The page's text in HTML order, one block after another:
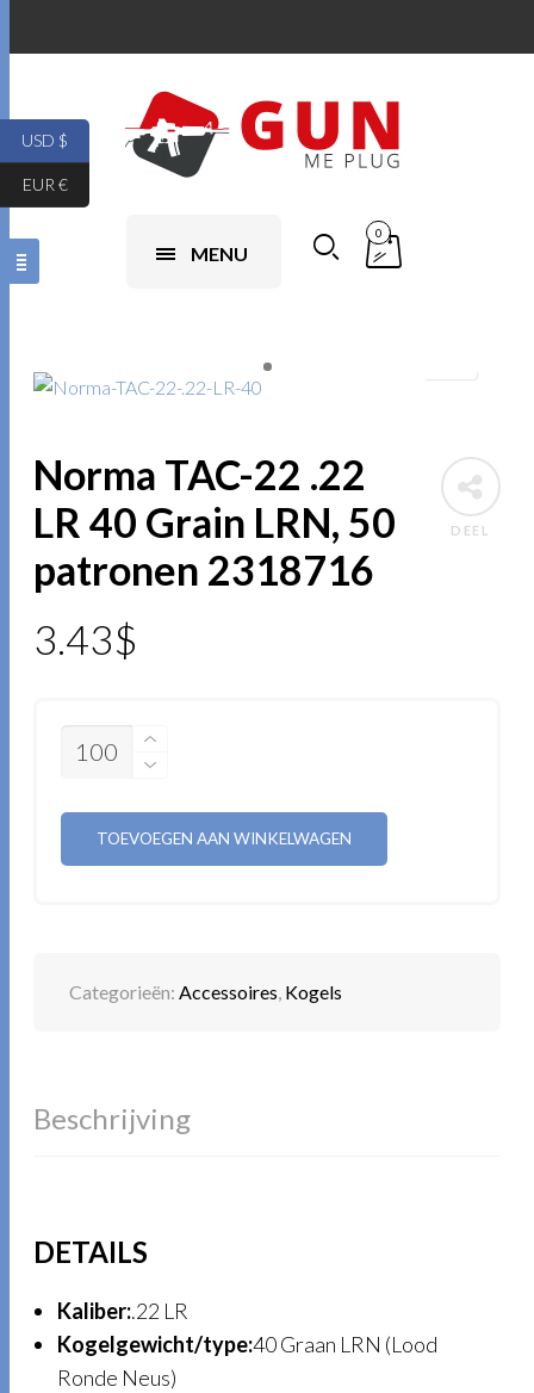
MENU
0
DEEL
Norma TAC-22 .22
LR 40 Grain LRN, 50
patronen 2318716
3.43$
TOEVOEGEN AAN WINKELWAGEN
Categorieën:Accessoires, Kogels
Beschrijving
DETAILS
Kaliber:.22 LR
Kogelgewicht/type:40 Graan LRN (Lood
Ronde Neus)
USD $
EUR €